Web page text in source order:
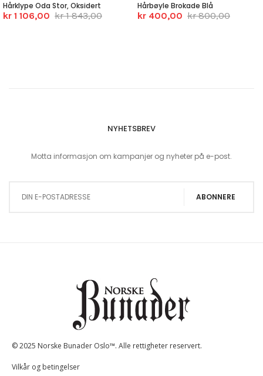
Hårklype Oda Stor, Oksidert
kr 1 106,00 kr 1 843,00
Hårbøyle Brokade Blå
kr 400,00 kr 800,00
NYHETSBREV
Motta informasjon om kampanjer og nyheter på e-post.
ABONNERE
© 2025 Norske Bunader Oslo™. Alle rettigheter reservert.
Vilkår og betingelser